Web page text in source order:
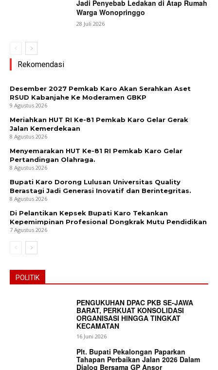
Jadi Penyebab Ledakan di Atap Rumah
Warga Wonopringgo
28 Juli 2026
Rekomendasi
Desember 2027 Pemkab Karo Akan Serahkan Aset
RSUD Kabanjahe Ke Moderamen GBKP
9 Agustus 2026
Meriahkan HUT RI Ke-81 Pemkab Karo Gelar Gerak
Jalan Kemerdekaan
8 Agustus 2026
Menyemarakan HUT Ke-81 RI Pemkab Karo Gelar
Pertandingan Olahraga.
8 Agustus 2026
Bupati Karo Dorong Lulusan Universitas Quality
Berastagi Jadi Generasi Inovatif dan Berintegritas.
8 Agustus 2026
Di Pelantikan Kepsek Bupati Karo Tekankan
Kepemimpinan Profesional Dongkrak Mutu Pendidikan
7 Agustus 2026
POLITIK
PENGUKUHAN DPAC PKB SE-JAWA
BARAT, PERKUAT KONSOLIDASI
ORGANISASI HINGGA TINGKAT
KECAMATAN
16 Juni 2026
Plt. Bupati Pekalongan Paparkan
Tahapan Perbaikan Jalan 2026 Dalam
Dialog Bersama GP Ansor